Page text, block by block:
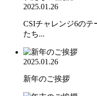
2025.01.26
CSIチャレンジ6の
たち...
2025.01.26
新年のご挨拶